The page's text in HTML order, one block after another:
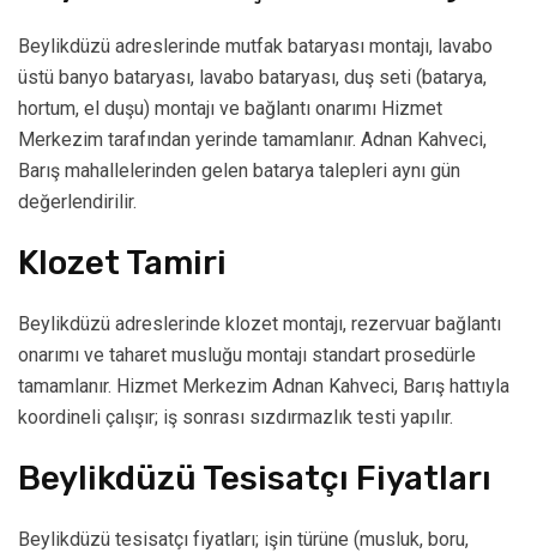
Beylikdüzü adreslerinde mutfak bataryası montajı, lavabo
üstü banyo bataryası, lavabo bataryası, duş seti (batarya,
hortum, el duşu) montajı ve bağlantı onarımı Hizmet
Merkezim tarafından yerinde tamamlanır. Adnan Kahveci,
Barış mahallelerinden gelen batarya talepleri aynı gün
değerlendirilir.
Klozet Tamiri
Beylikdüzü adreslerinde klozet montajı, rezervuar bağlantı
onarımı ve taharet musluğu montajı standart prosedürle
tamamlanır. Hizmet Merkezim Adnan Kahveci, Barış hattıyla
koordineli çalışır; iş sonrası sızdırmazlık testi yapılır.
Beylikdüzü Tesisatçı Fiyatları
Beylikdüzü tesisatçı fiyatları; işin türüne (musluk, boru,